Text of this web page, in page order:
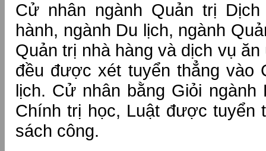
Cử nhân ngành Quản trị
hành, ngành Du lịch, ngành
Quản trị nhà hàng và dịch vụ
đều được xét tuyển thẳng vào
lịch. Cử nhân bằng Giỏi ngành
Chính trị học, Luật được tuyển
sách công.